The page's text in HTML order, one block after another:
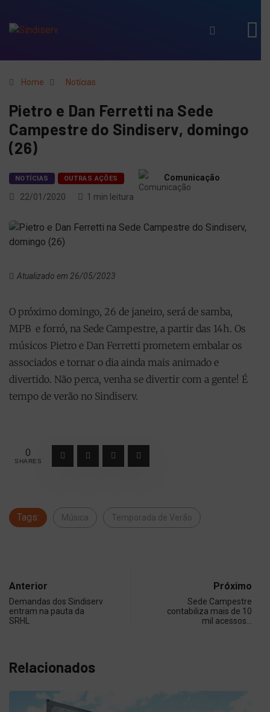
Home Notícias
Pietro e Dan Ferretti na Sede
Campestre do Sindiserv, domingo
(26)
NOTÍCIAS OUTRAS AÇÕES
Comunicação
22/01/2020
1 min leitura
Atualizado em 26/05/2023
O próximo domingo, 26 de janeiro, será de samba,
MPB e forró, na Sede Campestre, a partir das 14h. Os
músicos Pietro e Dan Ferretti prometem embalar os
associados e tornar o dia ainda mais animado e
divertido. Não perca, venha se divertir com a gente! É
tempo de verão no Sindiserv.
0
SHARES
Tags: Música Temporada de Verão
Anterior
Demandas dos Sindiserv
entram na pauta da
SRHL
Próximo
Sede Campestre
contabiliza mais de 10
mil acessos…
Relacionados